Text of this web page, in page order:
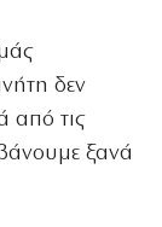
δεν
από τις
ξανά